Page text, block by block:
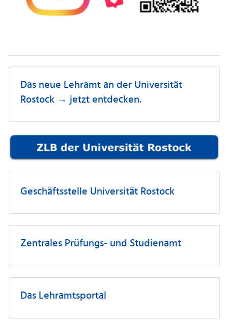
Das neue Lehramt an der Universität
Rostock → jetzt entdecken.
Geschäftsstelle Universität Rostock
Zentrales Prüfungs- und Studienamt
Das Lehramtsportal